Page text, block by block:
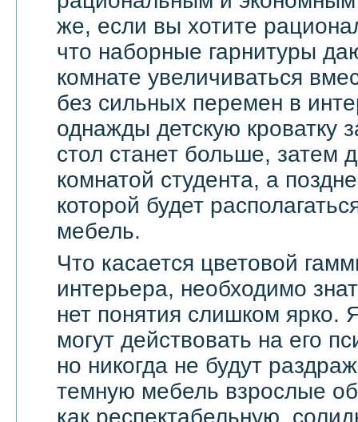
же, если вы хотите
что наборные гарнитуры
комнате увеличиваться
без сильных перемен в
однажды детскую кроватку
стол станет больше, затем
комнатой студента, а
которой будет
мебель.
Что касается цветовой
интерьера, необходимо
нет понятия слишком ярко.
могут действовать на его
но никогда не будут
темную мебель взрослые
как респектабельную,